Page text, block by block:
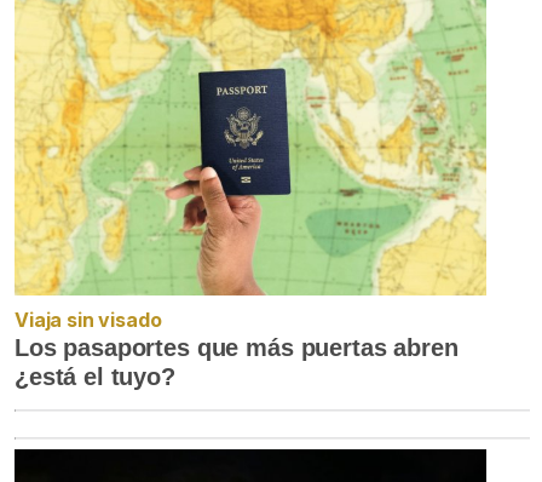
Viaja sin visado
Los pasaportes que más puertas abren
¿está el tuyo?